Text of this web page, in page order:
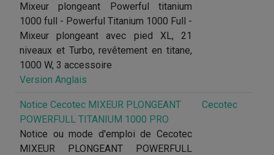
Mixeur plongeant Powerful titanium
1000 full - Powerful Titanium 1000 Full -
Mixeur plongeant avec pied XL, 21
niveaux et Turbo, revêtement en titane,
1000 W, 3 accessoire
Version Anglais
Notice Cecotec MIXEUR PLONGEANT
POWERFULL TITANIUM 1000 PRO
Notice ou mode d'emploi de Cecotec
MIXEUR PLONGEANT POWERFULL
Cecotec